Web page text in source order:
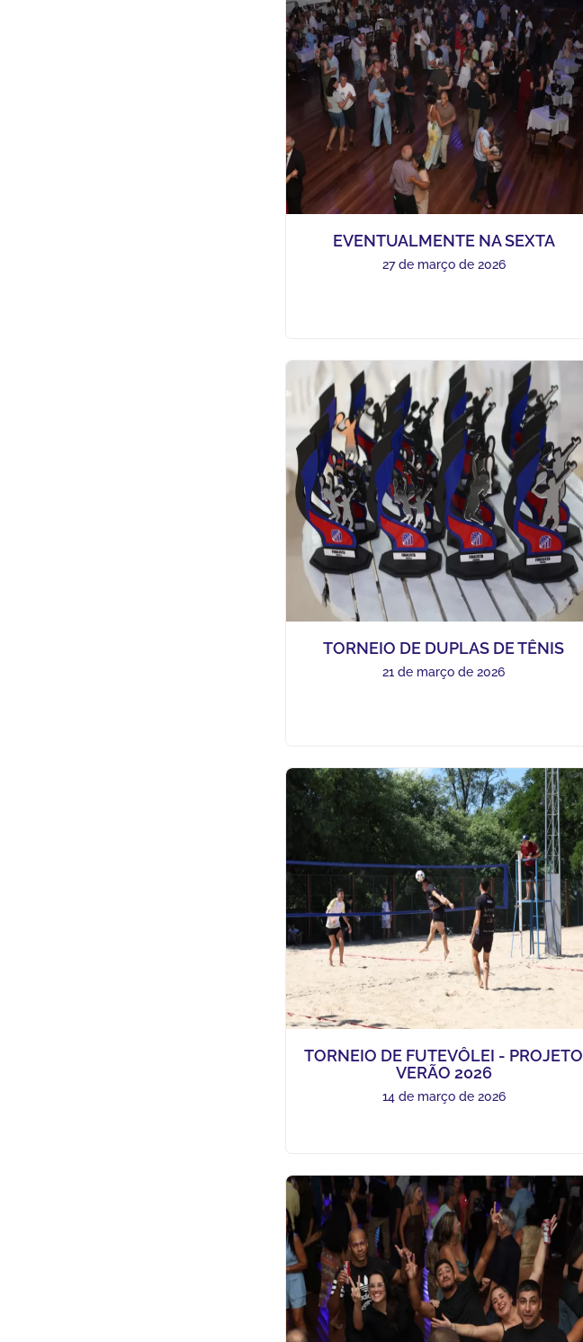
EVENTUALMENTE NA SEXTA
27 de março de 2026
TORNEIO DE DUPLAS DE TÊNIS
21 de março de 2026
TORNEIO DE FUTEVÔLEI - PROJETO
VERÃO 2026
14 de março de 2026